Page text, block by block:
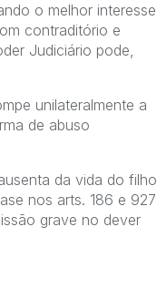
o melhor interesse
contraditório e
Judiciário pode,
unilateralmente a
de abuso
da vida do filho
nos arts. 186 e 927
grave no dever